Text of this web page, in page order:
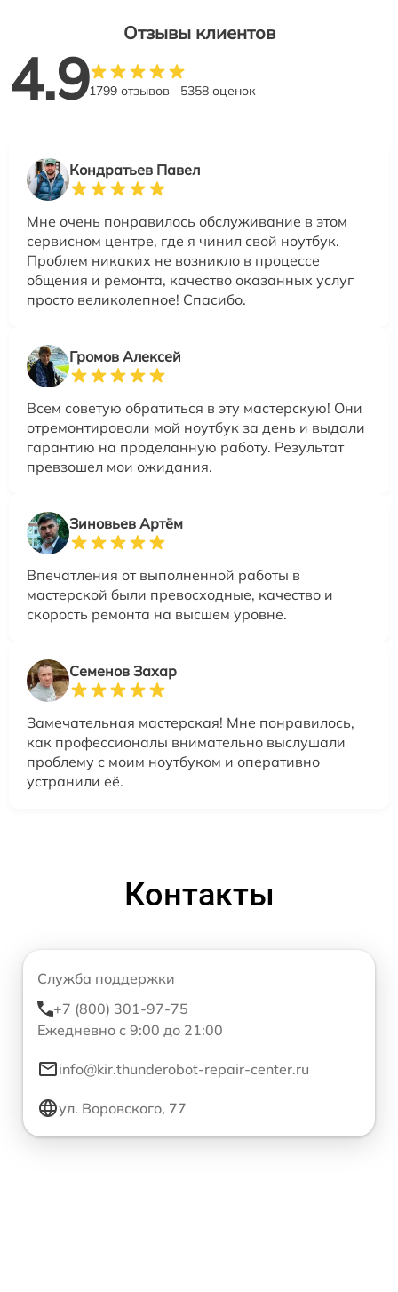
Отзывы клиентов
4.91799 отзывов 5358 оценок
Кондратьев Павел
Мне очень понравилось обслуживание в этом
сервисном центре, где я чинил свой ноутбук.
Проблем никаких не возникло в процессе
общения и ремонта, качество оказанных услуг
просто великолепное! Спасибо.
Громов Алексей
Всем советую обратиться в эту мастерскую! Они
отремонтировали мой ноутбук за день и выдали
гарантию на проделанную работу. Результат
превзошел мои ожидания.
Зиновьев Артём
Впечатления от выполненной работы в
мастерской были превосходные, качество и
скорость ремонта на высшем уровне.
Семенов Захар
Замечательная мастерская! Мне понравилось,
как профессионалы внимательно выслушали
проблему с моим ноутбуком и оперативно
устранили её.
Контакты
Служба поддержки
+7 (800) 301-97-75
Ежедневно с 9:00 до 21:00
info@kir.thunderobot-repair-center.ru
ул. Воровского, 77